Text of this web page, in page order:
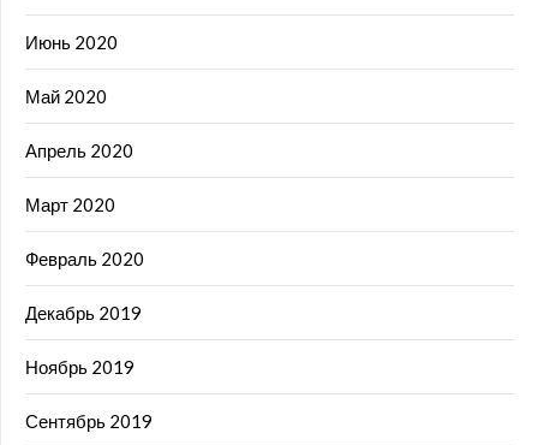
Июнь 2020
Май 2020
Апрель 2020
Март 2020
Февраль 2020
Декабрь 2019
Ноябрь 2019
Сентябрь 2019